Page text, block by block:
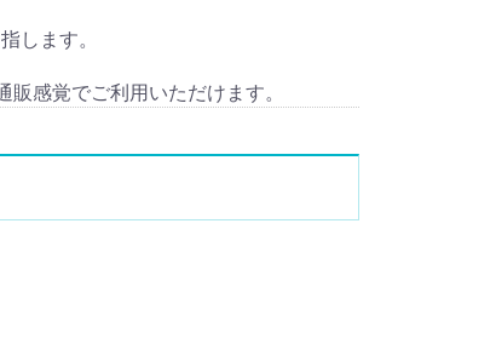
します。
感覚でご利用いただけます。